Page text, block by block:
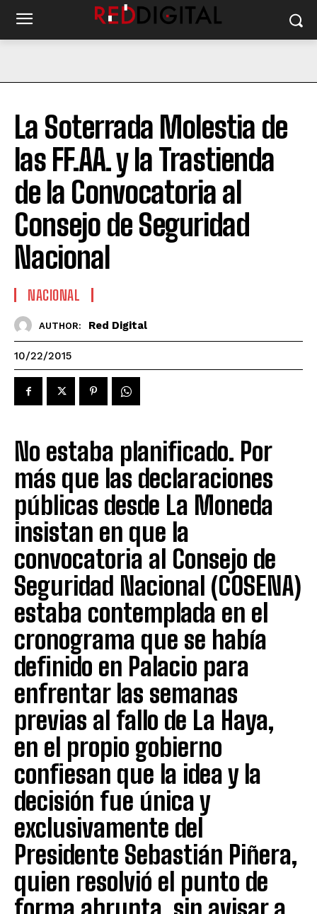
La Soterrada Molestia de
las FF.AA. y la Trastienda
de la Convocatoria al
Consejo de Seguridad
Nacional
NACIONAL
AUTHOR: Red Digital
10/22/2015
No estaba planificado. Por
más que las declaraciones
públicas desde La Moneda
insistan en que la
convocatoria al Consejo de
Seguridad Nacional (COSENA)
estaba contemplada en el
cronograma que se había
definido en Palacio para
enfrentar las semanas
previas al fallo de La Haya,
en el propio gobierno
confiesan que la idea y la
decisión fue única y
exclusivamente del
Presidente Sebastián Piñera,
quien resolvió el punto de